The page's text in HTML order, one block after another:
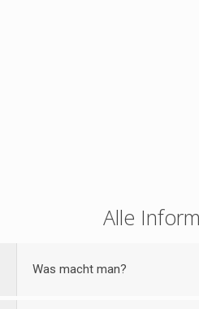
Alle
Was macht man?